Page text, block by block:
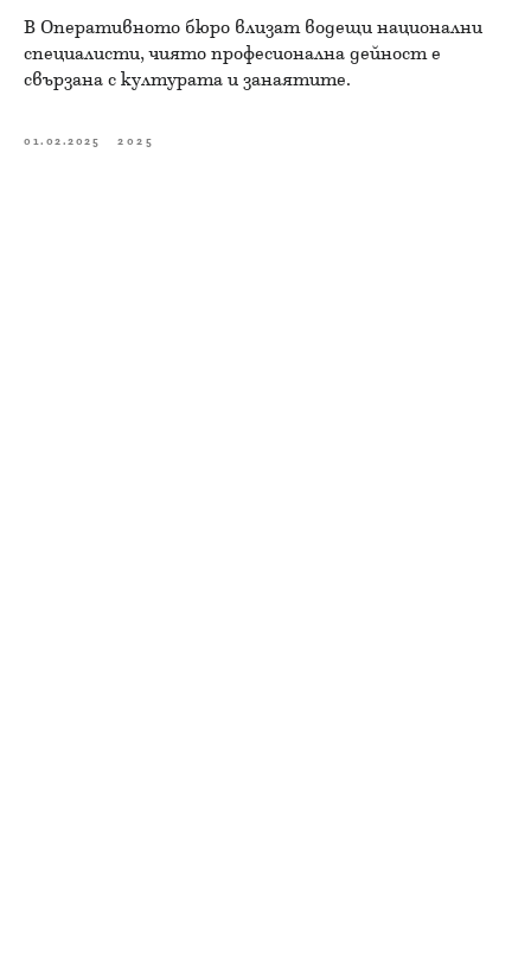
В Оперативното бюро влизат водещи национални
специалисти, чиято професионална дейност е
свързана с културата и занаятите.
01.02.2025 2025